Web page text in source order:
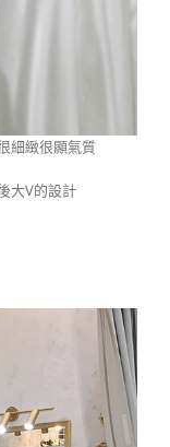
細緻很顯氣質
大V的設計